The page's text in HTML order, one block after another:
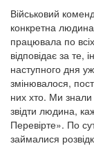
Військовий
конкретна
працювала по
відповідає за те,
наступного дня
змінювалося,
них хто. Ми
звідти людина,
Перевірте». По
займалися